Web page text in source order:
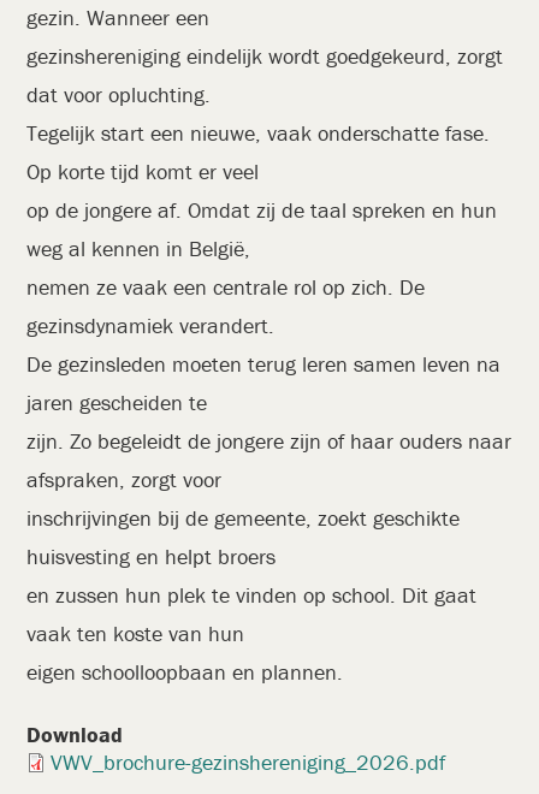
gezin. Wanneer een
gezinshereniging eindelijk wordt goedgekeurd, zorgt
dat voor opluchting.
Tegelijk start een nieuwe, vaak onderschatte fase.
Op korte tijd komt er veel
op de jongere af. Omdat zij de taal spreken en hun
weg al kennen in België,
nemen ze vaak een centrale rol op zich. De
gezinsdynamiek verandert.
De gezinsleden moeten terug leren samen leven na
jaren gescheiden te
zijn. Zo begeleidt de jongere zijn of haar ouders naar
afspraken, zorgt voor
inschrijvingen bij de gemeente, zoekt geschikte
huisvesting en helpt broers
en zussen hun plek te vinden op school. Dit gaat
vaak ten koste van hun
eigen schoolloopbaan en plannen.
Download
Document
VWV_brochure-gezinshereniging_2026.pdf